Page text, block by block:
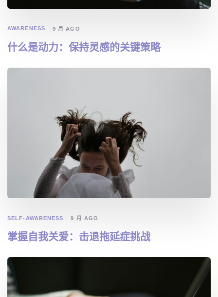
AWARENESS 9 月 AGO
什么是动力：保持灵感的关键策略
SELF-AWARENESS 9 月 AGO
掌握自我关爱：击退拖延症挑战